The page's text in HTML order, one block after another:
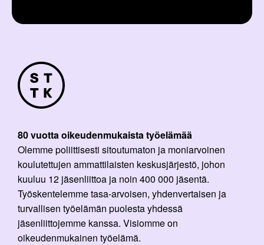
80 vuotta oikeudenmukaista työelämää
Olemme poliittisesti sitoutumaton ja moniarvoinen
koulutettujen ammattilaisten keskusjärjestö, johon
kuuluu 12 jäsenliittoa ja noin 400 000 jäsentä.
Työskentelemme tasa-arvoisen, yhdenvertaisen ja
turvallisen työelämän puolesta yhdessä
jäsenliittojemme kanssa. Visiomme on
oikeudenmukainen työelämä.